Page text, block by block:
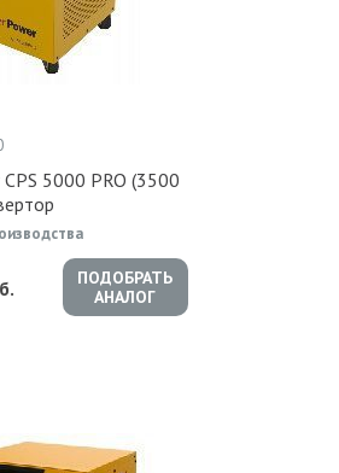
5000 PRO (3500
ПОДОБРАТЬ
АНАЛОГ